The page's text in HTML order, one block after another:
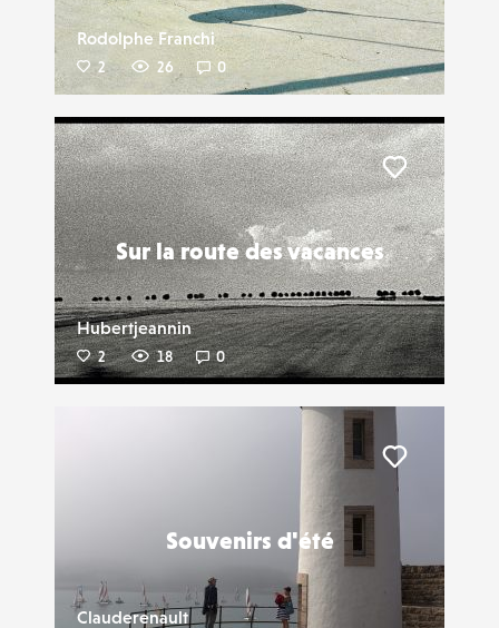
Rodolphe Franchi
2 26 0
Sur la route des vacances
Hubertjeannin
2 18 0
Liker
Souvenirs d'été
Clauderenault